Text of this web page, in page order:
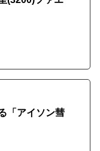
「アイソン彗